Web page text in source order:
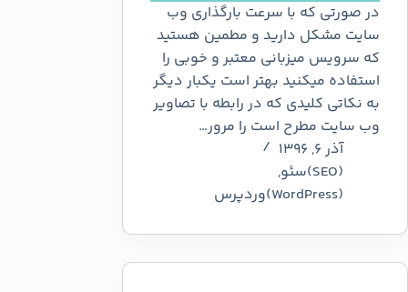
در صورتی که با سرعت بارگذاری وب
سایت مشکل دارید و مطمین هستید
که سرویس میزبانی معتبر و خوبی را
استفاده میکنید بهتر است یکبار دیگر
به نکاتی کلیدی که در رابطه با تصاویر
وب سایت مطرح است را مرور…
آذر ۶, ۱۳۹۶
(SEO)سئو
,
(WordPress)وردپرس